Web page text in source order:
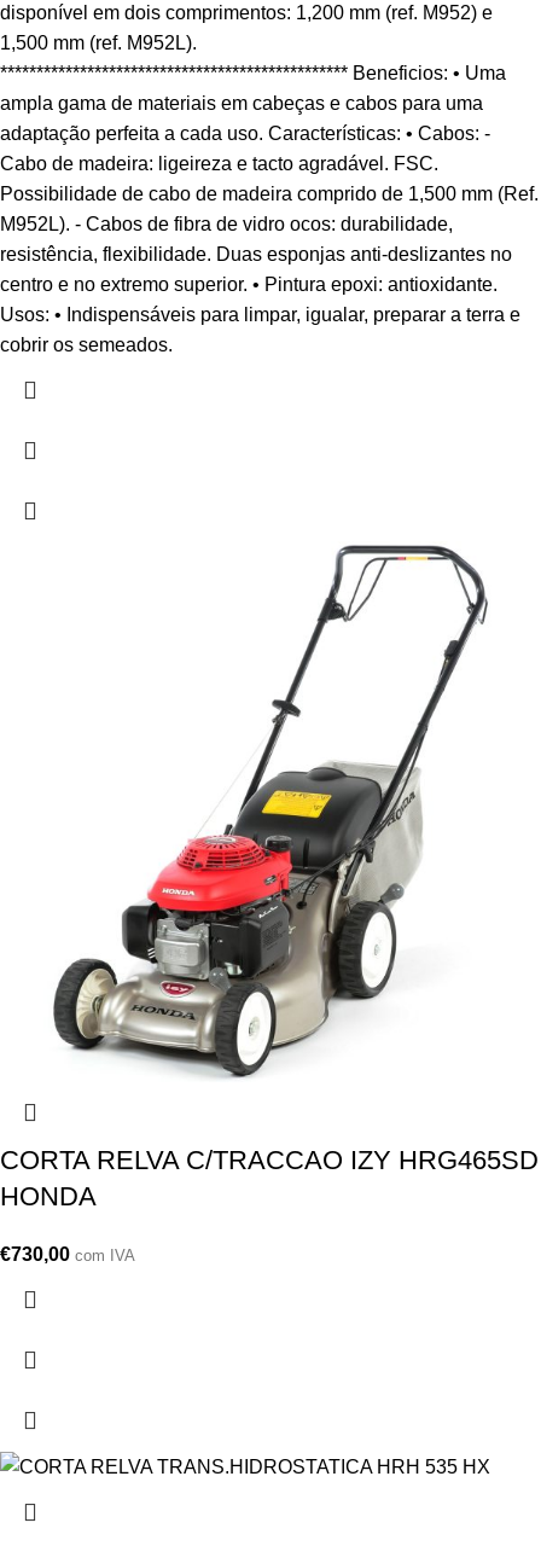
disponível em dois comprimentos: 1,200 mm (ref. M952) e
1,500 mm (ref. M952L).
************************************************ Beneficios: • Uma
ampla gama de materiais em cabeças e cabos para uma
adaptação perfeita a cada uso. Características: • Cabos: -
Cabo de madeira: ligeireza e tacto agradável. FSC.
Possibilidade de cabo de madeira comprido de 1,500 mm (Ref.
M952L). - Cabos de fibra de vidro ocos: durabilidade,
resistência, flexibilidade. Duas esponjas anti-deslizantes no
centro e no extremo superior. • Pintura epoxi: antioxidante.
Usos: • Indispensáveis para limpar, igualar, preparar a terra e
cobrir os semeados.
CORTA RELVA C/TRACCAO IZY HRG465SD
HONDA
€730,00 com IVA